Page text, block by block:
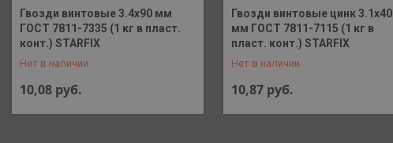
Гвозди винтовые 3.4х90 мм
ГОСТ 7811-7335 (1 кг в пласт.
конт.) STARFIX
Нет в наличии
10,08 руб.
+375 (29) 648-41-90
Гвозди винтовые цинк 3.1х40
мм ГОСТ 7811-7115 (1 кг в
пласт. конт.) STARFIX
Нет в наличии
10,87 руб.
+375 (29) 648-41-90